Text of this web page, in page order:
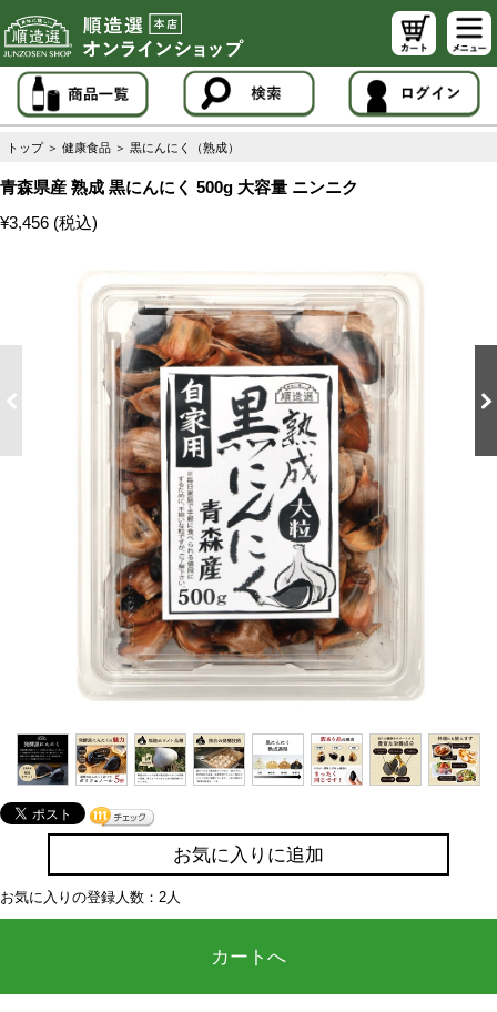
トップ ＞ 健康食品 ＞ 黒にんにく（熟成）
青森県産 熟成 黒にんにく 500g 大容量 ニンニク
¥3,456 (税込)
お気に入りに追加
お気に入りの登録人数：2人
カートへ